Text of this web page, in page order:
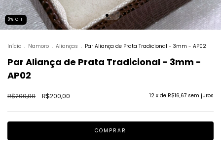
0% OFF
Início . Namoro . Alianças . Par Aliança de Prata Tradicional - 3mm - AP02
Par Aliança de Prata Tradicional - 3mm -
AP02
R$200,00 R$200,00 12 x de R$16,67 sem juros